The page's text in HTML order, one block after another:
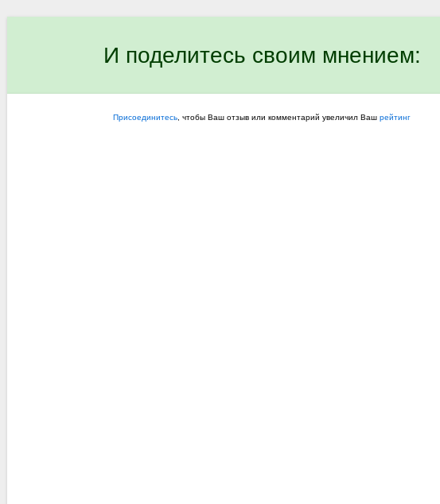
И поделитесь своим мнением:
Присоединитесь , чтобы Ваш отзыв или комментарий увеличил Ваш рейтинг